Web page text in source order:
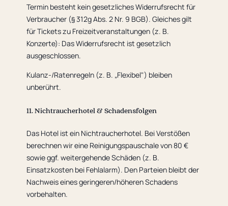
Termin besteht kein gesetzliches Widerrufsrecht für
Verbraucher (§ 312g Abs. 2 Nr. 9 BGB). Gleiches gilt
für Tickets zu Freizeitveranstaltungen (z. B.
Konzerte): Das Widerrufsrecht ist gesetzlich
ausgeschlossen.
Kulanz-/Ratenregeln (z. B. „Flexibel") bleiben
unberührt.
11. Nichtraucherhotel & Schadensfolgen
Das Hotel ist ein Nichtraucherhotel. Bei Verstößen
berechnen wir eine Reinigungspauschale von 80 €
sowie ggf. weitergehende Schäden (z. B.
Einsatzkosten bei Fehlalarm). Den Parteien bleibt der
Nachweis eines geringeren/höheren Schadens
vorbehalten.